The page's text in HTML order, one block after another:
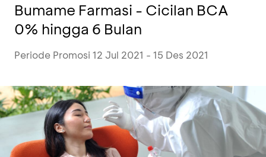
Bumame Farmasi - Cicilan BCA
0% hingga 6 Bulan
Periode Promosi 12 Jul 2021 - 15 Des 2021